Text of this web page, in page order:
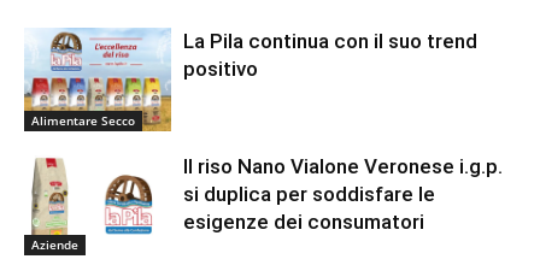
Alimentare Secco
La Pila continua con il suo trend
positivo
Aziende
Il riso Nano Vialone Veronese i.g.p.
si duplica per soddisfare le
esigenze dei consumatori